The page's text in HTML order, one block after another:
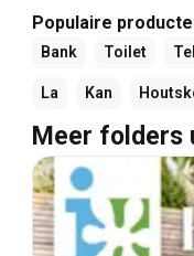
Populaire
Bank Toilet
La Kan
Meer folders